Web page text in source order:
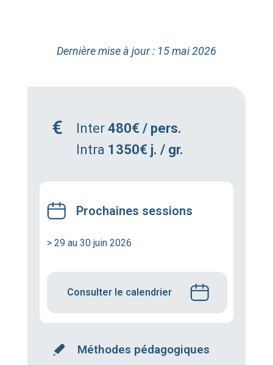
Dernière mise à jour : 15 mai 2026
Inter 480€ / pers.
Intra 1350€ j. / gr.
Prochaines sessions
> 29 au 30 juin 2026
Consulter le calendrier
Méthodes pédagogiques